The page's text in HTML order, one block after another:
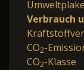
Verbrauch
CO2-
CO2-Klasse